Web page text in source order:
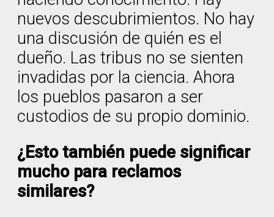
nuevos descubrimientos. No hay
una discusión de quién es el
dueño. Las tribus no se sienten
invadidas por la ciencia. Ahora
los pueblos pasaron a ser
custodios de su propio dominio.
¿Esto también puede significar
mucho para reclamos
similares?